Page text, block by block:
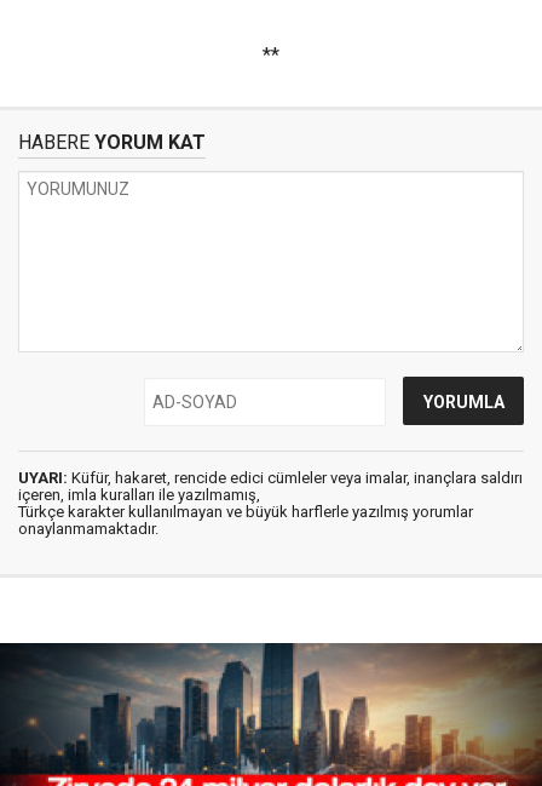
**
HABERE YORUM KAT
UYARI: Küfür, hakaret, rencide edici cümleler veya imalar, inançlara saldırı
içeren, imla kuralları ile yazılmamış,
Türkçe karakter kullanılmayan ve büyük harflerle yazılmış yorumlar
onaylanmamaktadır.